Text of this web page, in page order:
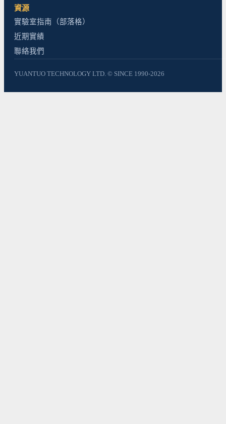
資源
實驗室指南（部落格）
近期實績
聯絡我們
YUANTUO TECHNOLOGY LTD. © SINCE 1990-2026